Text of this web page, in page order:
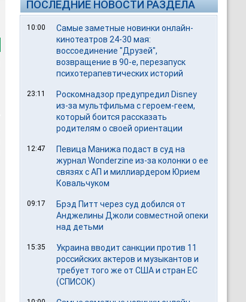
ПОСЛЕДНИЕ НОВОСТИ РАЗДЕЛА
10:00
Самые заметные новинки онлайн-
кинотеатров 24-30 мая:
воссоединение "Друзей",
возвращение в 90-е, перезапуск
психотерапевтических историй
23:11
Роскомнадзор предупредил Disney
из-за мультфильма c героем-геем,
который боится рассказать
родителям о своей ориентации
12:47
Певица Манижа подаст в суд на
журнал Wonderzine из-за колонки о ее
связях с АП и миллиардером Юрием
Ковальчуком
09:17
Брэд Питт через суд добился от
Анджелины Джоли совместной опеки
над детьми
15:35
Украина вводит санкции против 11
российских актеров и музыкантов и
требует того же от США и стран ЕС
(СПИСОК)